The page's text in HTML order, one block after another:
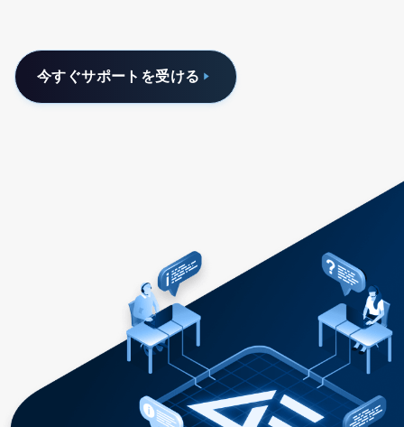
今すぐサポートを受ける